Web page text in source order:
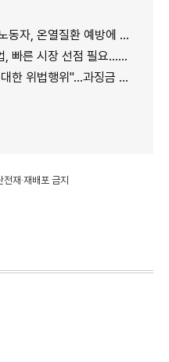
질환 예방에 가용자원 총동원"
선점 필요…주52시간제 손봐야"
위"...과징금 최대 15조원 전망
재·재배포 금지